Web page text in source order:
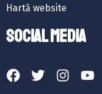
Hartă website
SOCIAL MEDIA